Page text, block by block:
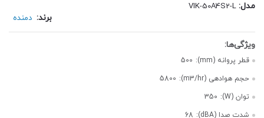
مدل:
برند: دمنده
قطر پروانه (mm):
500
حجم هوادهی (m3/hr):
5800
توان (W):
350
شدت صدا (dBA):
68